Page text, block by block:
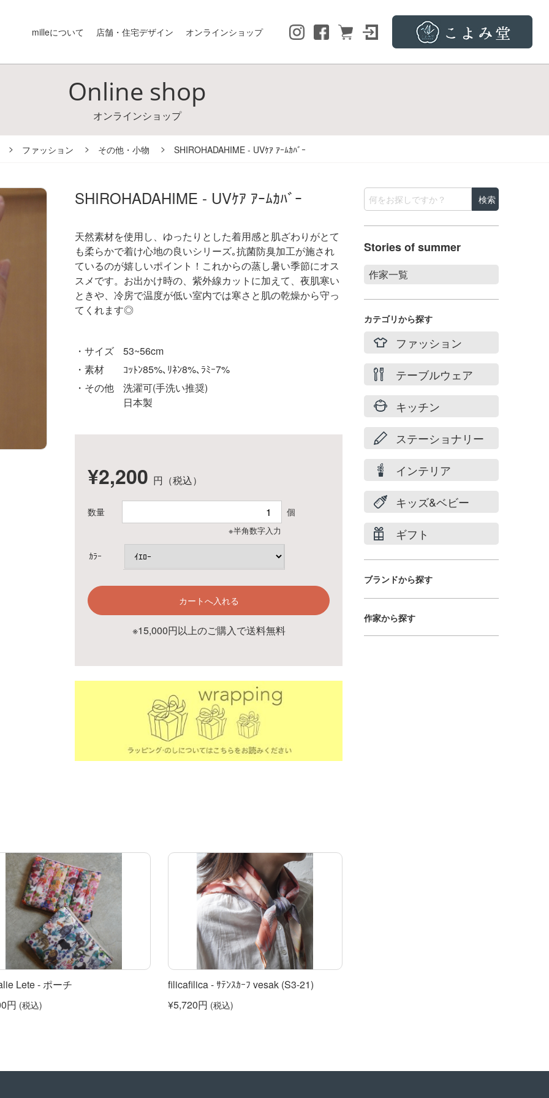
milleについて 店舗・住宅デザイン オンラインショップ
Online shop
オンラインショップ
ファッション その他・小物 SHIROHADAHIME - UVｹｱ ｱｰﾑｶﾊﾞｰ
SHIROHADAHIME - UVｹｱ ｱｰﾑｶﾊﾞｰ
天然素材を使用し、ゆったりとした着用感と肌ざわりがとて
も柔らかで着け心地の良いシリーズ｡抗菌防臭加工が施され
ているのが嬉しいポイント！ これからの蒸し暑い季節にオス
スメです。 お出かけ時の、紫外線カットに加えて、夜肌寒い
ときや、冷房で温度が低い室内では寒さと肌の乾燥から守っ
てくれます◎
サイズ
53~56cm
素材
ｺｯﾄﾝ85%､ﾘﾈﾝ8%､ﾗﾐｰ7%
その他
洗濯可(手洗い推奨)
日本製
¥2,200 円（税込）
数量 個
※半角数字入力
ｶﾗｰ
※15,000円以上のご購入で送料無料
Lete - ポーチ
円 (税込)
filicafilica - ｻﾃﾝｽｶｰﾌ vesak (S3-21)
¥5,720円 (税込)
Stories of summer
作家一覧
Stories of summer
filicafilica
maison du suzume
村井 陽子
カテゴリから探す
ファッション
テーブルウェア
キッチン
ステーショナリー
インテリア
キッズ&ベビー
ギフト
ブランドから探す
作家から探す